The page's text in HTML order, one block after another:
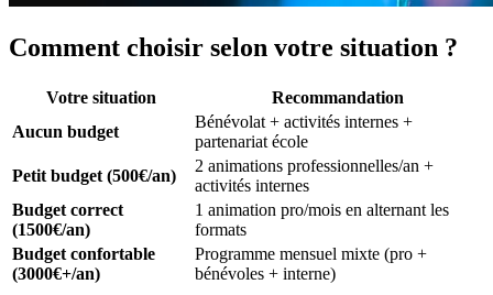
Comment choisir selon votre situation ?
Votre situation
Recommandation
Aucun budget
Bénévolat + activités internes +
partenariat école
Petit budget (500€/an)
2 animations professionnelles/an +
activités internes
Budget correct
(1500€/an)
1 animation pro/mois en alternant les
formats
Budget confortable
(3000€+/an)
Programme mensuel mixte (pro +
bénévoles + interne)